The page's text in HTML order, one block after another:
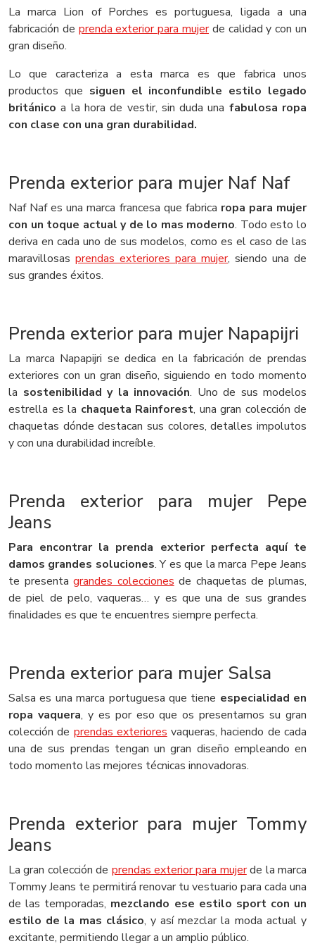
La marca Lion of Porches es portuguesa, ligada a una
fabricación de prenda exterior para mujerde calidad y con un
gran diseño.
Lo que caracteriza a esta marca es que fabrica unos
productos que siguen el inconfundible estilo legado
británico a la hora de vestir, sin duda una fabulosa ropa
con clase con una gran durabilidad.
Prenda exterior para mujer Naf Naf
Naf Naf es una marca francesa que fabrica ropa para mujer
con un toque actual y de lo mas moderno. Todo esto lo
deriva en cada uno de sus modelos, como es el caso de las
maravillosas prendas exteriores para mujer, siendo una de
sus grandes éxitos.
Prenda exterior para mujer Napapijri
La marca Napapijri se dedica en la fabricación de prendas
exteriores con un gran diseño, siguiendo en todo momento
la sostenibilidad y la innovación. Uno de sus modelos
estrella es la chaqueta Rainforest, una gran colección de
chaquetas dónde destacan sus colores, detalles impolutos
y con una durabilidad increíble.
Prenda exterior para mujer Pepe
Jeans
Para encontrar la prenda exterior perfecta aquí te
damos grandes soluciones. Y es que la marca Pepe Jeans
te presentagrandes colecciones de chaquetas de plumas,
de piel de pelo, vaqueras… y es que una de sus grandes
finalidades es que te encuentres siempre perfecta.
Prenda exterior para mujer Salsa
Salsa es una marca portuguesa que tiene especialidad en
ropa vaquera, y es por eso que os presentamos su gran
colección de prendas exteriores vaqueras, haciendo de cada
una de sus prendas tengan un gran diseño empleando en
todo momento las mejores técnicas innovadoras.
Prenda exterior para mujer Tommy
Jeans
La gran colección de prendas exterior para mujerde la marca
Tommy Jeans te permitirá renovar tu vestuario para cada una
de las temporadas, mezclando ese estilo sport con un
estilo de la mas clásico, y así mezclar la moda actual y
excitante, permitiendo llegar a un amplio público.